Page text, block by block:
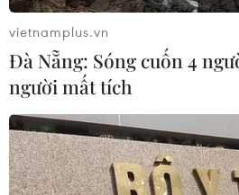
vietnamplus.vn
Đà Nẵng: Sóng cuốn 4
người mất tích